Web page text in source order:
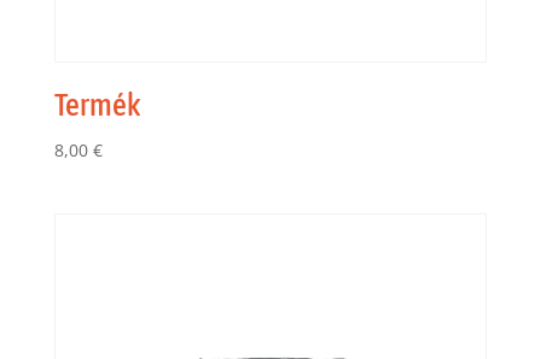
Termék
8,00 €